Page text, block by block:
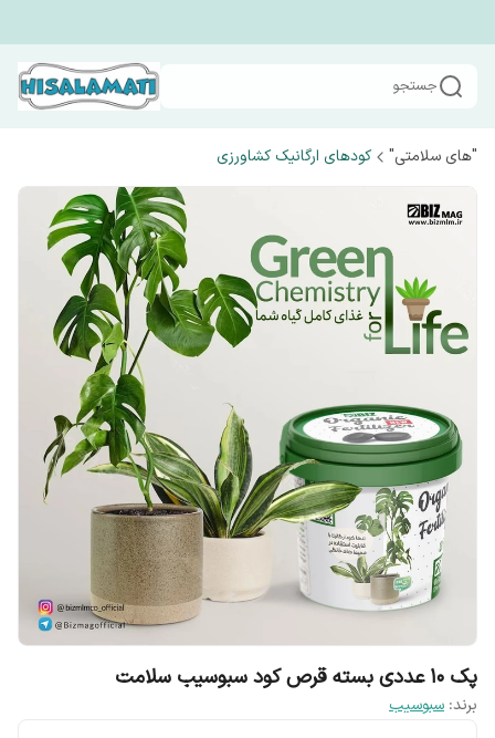
جستجو
"های سلامتی" کودهای ارگانیک کشاورزی
پک 10 عددی بسته قرص کود سبوسیب سلامت
برند: سبوسیب